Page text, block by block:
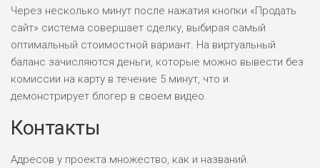
НАЗВАНИЕ
Через несколько минут после нажатия кнопки «Продать
сайт» система совершает сделку, выбирая самый
оптимальный стоимостной вариант. На виртуальный
баланс зачисляются деньги, которые можно вывести без
комиссии на карту в течение 5 минут, что и
демонстрирует блогер в своем видео.
Контакты
Адресов у проекта множество, как и названий.